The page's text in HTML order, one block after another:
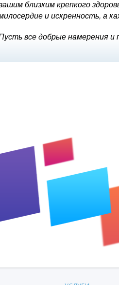
близким крепкого
и искренность, а
все добрые намерения и